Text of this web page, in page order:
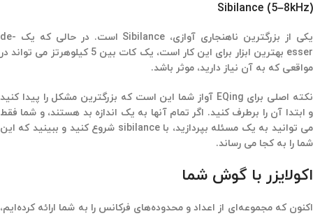
Sibilance (5–8kHz)
یکی از بزرگترین ناهنجاری آوازی، Sibilance است. در حالی که یک de-
esser بهترین ابزار برای این کار است، یک کات بین 5 کیلوهرتز می تواند در
مواقعی که به آن نیاز دارید، موثر باشد.
نکته اصلی برای EQing آواز شما این است که بزرگترین مشکل را پیدا کنید
و ابتدا آن را برطرف کنید. اگر تمام آنها به یک اندازه بد هستند، و شما فقط
می توانید به یک مسئله بپردازید، با sibilance شروع کنید و ببینید که این
شما را به کجا می رساند.
اکولایزر با گوش شما
اکنون که مجموعه‌ای از اعداد و محدوده‌های فرکانس را به شما ارائه کرده‌ایم،